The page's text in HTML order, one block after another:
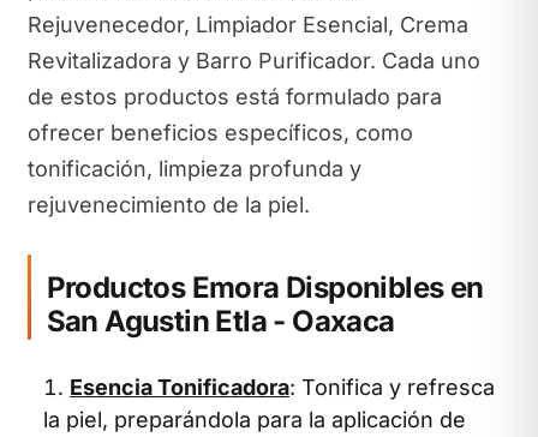
Rejuvenecedor, Limpiador Esencial, Crema
Revitalizadora y Barro Purificador. Cada uno
de estos productos está formulado para
ofrecer beneficios específicos, como
tonificación, limpieza profunda y
rejuvenecimiento de la piel.
Productos Emora Disponibles en
San Agustin Etla - Oaxaca
Esencia Tonificadora: Tonifica y refresca
la piel, preparándola para la aplicación de